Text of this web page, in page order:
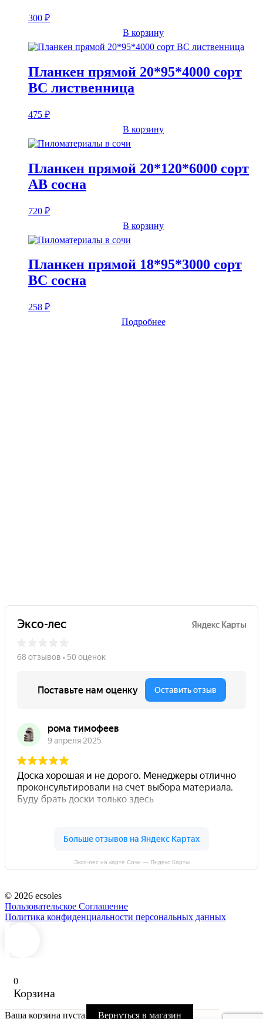
300 ₽
В корзину
Планкен прямой 20*95*4000 сорт
BC лиственница
475 ₽
В корзину
Планкен прямой 20*120*6000 сорт
AB сосна
720 ₽
В корзину
Планкен прямой 18*95*3000 сорт
BC сосна
258 ₽
Подробнее
Эксо-лес на карте Сочи — Яндекс Карты
© 2026 ecsoles
Пользовательское Соглашение
Политика конфиденциальности персональных данных
0
Корзина
Ваша корзина пуста Вернуться в магазин